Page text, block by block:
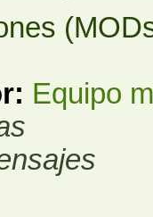
Equipo